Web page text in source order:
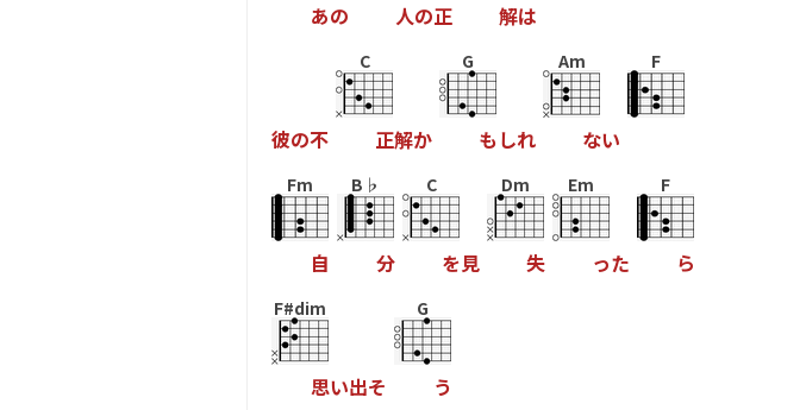
あの 人の正 解は
彼の不
C
正解か
G
もしれ
Am
ない
F
Fm
自
B♭
分
C
を見
Dm
失
Em
った
F
ら
F#dim
思い出そ
G
う